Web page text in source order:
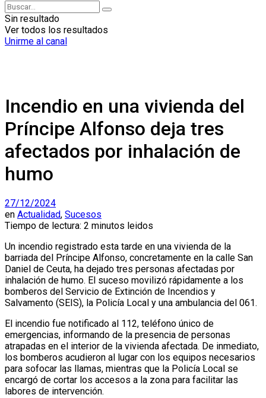
Sin resultado
Ver todos los resultados
Unirme al canal
Incendio en una vivienda del
Príncipe Alfonso deja tres
afectados por inhalación de
humo
27/12/2024
en Actualidad, Sucesos
Tiempo de lectura: 2 minutos leidos
Un incendio registrado esta tarde en una vivienda de la
barriada del Príncipe Alfonso, concretamente en la calle San
Daniel de Ceuta, ha dejado tres personas afectadas por
inhalación de humo. El suceso movilizó rápidamente a los
bomberos del Servicio de Extinción de Incendios y
Salvamento (SEIS), la Policía Local y una ambulancia del 061.
El incendio fue notificado al 112, teléfono único de
emergencias, informando de la presencia de personas
atrapadas en el interior de la vivienda afectada. De inmediato,
los bomberos acudieron al lugar con los equipos necesarios
para sofocar las llamas, mientras que la Policía Local se
encargó de cortar los accesos a la zona para facilitar las
labores de intervención.